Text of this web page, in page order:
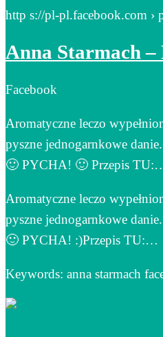
http s://pl-pl.facebook.com ›
Anna Starmach –
Facebook
Aromatyczne leczo
pyszne jednogarnkowe
🙂 PYCHA! 🙂 Przepis
Aromatyczne leczo
pyszne jednogarnkowe
🙂 PYCHA! :)Przepis TU:…
Keywords: anna starmach